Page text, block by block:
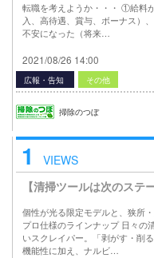
転職を考えようか・・・ ①給料
入、高待遇、賞与、ボーナス）
不安になった（将来…
2021/08/26 14:00
広報・告知 その他
掃除のつぼ
1
VIEWS
【清掃ツールは次のステ
個性が光る限定モデルと、狭所
プロ仕様のラインナップ 日々の
いスクレイパー。「剥がす・削
機能性に加え、ナルビ…